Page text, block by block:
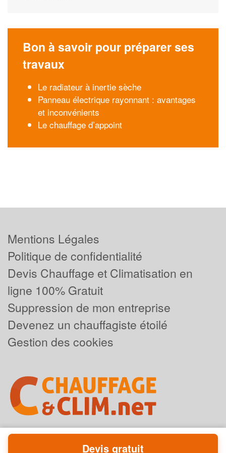
Bon à savoir pour préparer ses
travaux
Le radiateur à inertie sèche
Panneau électrique rayonnant : avantages
et inconvénients
Le chauffage d’appoint
Mentions Légales
Politique de confidentialité
Devis Chauffage et Climatisation en
ligne 100% Gratuit
Suppression de mon entreprise
Devenez un chauffagiste étoilé
Gestion des cookies
Devis gratuit